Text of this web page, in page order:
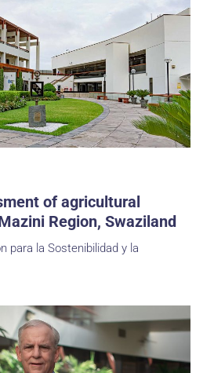
of agricultural
Region, Swaziland
para la Sostenibilidad y la